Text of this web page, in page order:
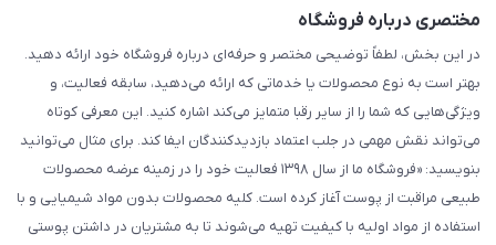
مختصری درباره فروشگاه
در این بخش، لطفاً توضیحی مختصر و حرفه‌ای درباره فروشگاه خود ارائه دهید.
بهتر است به نوع محصولات یا خدماتی که ارائه می‌دهید، سابقه فعالیت، و
ویژگی‌هایی که شما را از سایر رقبا متمایز می‌کند اشاره کنید. این معرفی کوتاه
می‌تواند نقش مهمی در جلب اعتماد بازدیدکنندگان ایفا کند. برای مثال می‌توانید
بنویسید: «فروشگاه ما از سال ۱۳۹۸ فعالیت خود را در زمینه عرضه محصولات
طبیعی مراقبت از پوست آغاز کرده است. کلیه محصولات بدون مواد شیمیایی و با
استفاده از مواد اولیه با کیفیت تهیه می‌شوند تا به مشتریان در داشتن پوستی